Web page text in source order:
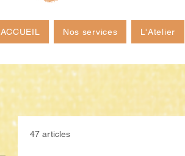
ACCUEIL Nos services L'Atelier
47 articles